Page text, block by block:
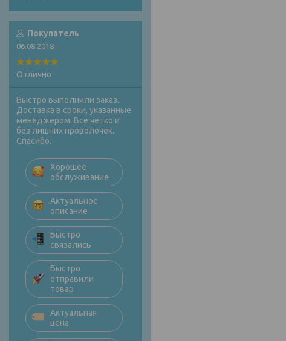
Покупатель
06.08.2018
Отлично
Быстро выполнили заказ.
Доставка в сроки, указанные
менеджером. Все четко и
без лишних проволочек.
Спасибо.
Хорошее
обслуживание
Актуальное
описание
Быстро
связались
Быстро
отправили
товар
Актуальная
цена